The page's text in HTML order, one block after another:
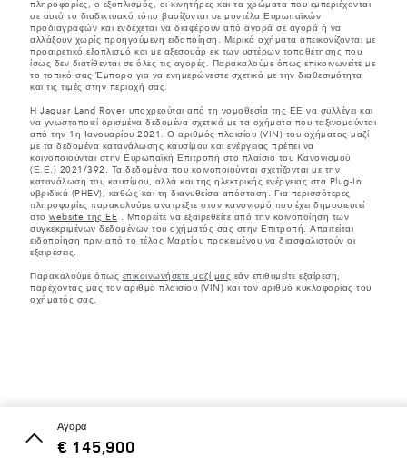
αγορά
€ 145,900
πληροφορίες, ο εξοπλισμός, οι κινητήρες και τα χρώματα που εμπεριέχονται
σε αυτό το διαδικτυακό τόπο βασίζονται σε μοντέλα Ευρωπαϊκών
προδιαγραφών και ενδέχεται να διαφέρουν από αγορά σε αγορά ή να
αλλάξουν χωρίς προηγούμενη ειδοποίηση. Μερικά οχήματα απεικονίζονται με
προαιρετικό εξοπλισμό και με αξεσουάρ εκ των υστέρων τοποθέτησης που
ίσως δεν διατίθενται σε όλες τις αγορές. Παρακαλούμε όπως επικοινωνείτε με
το τοπικό σας Έμπορο για να ενημερώνεστε σχετικά με την διαθεσιμότητα
και τις τιμές στην περιοχή σας.
Η Jaguar Land Rover υποχρεούται από τη νομοθεσία της ΕΕ να συλλέγει και
να γνωστοποιεί ορισμένα δεδομένα σχετικά με τα οχήματα που ταξινομούνται
από την 1η Ιανουαρίου 2021. Ο αριθμός πλαισίου (VIN) του οχήματος μαζί
με τα δεδομένα κατανάλωσης καυσίμου και ενέργειας πρέπει να
κοινοποιούνται στην Ευρωπαϊκή Επιτροπή στο πλαίσιο του Κανονισμού
(Ε.Ε.) 2021/392. Τα δεδομένα που κοινοποιούνται σχετίζονται με την
κατανάλωση του καυσίμου, αλλά και της ηλεκτρικής ενέργειας στα Plug-In
υβριδικά (PHEV), καθώς και τη διανυθείσα απόσταση. Για περισσότερες
πληροφορίες παρακαλούμε ανατρέξτε στον κανονισμό που έχει δημοσιευτεί
στο website της EE . Μπορείτε να εξαιρεθείτε από την κοινοποίηση των
συγκεκριμένων δεδομένων του οχήματός σας στην Επιτροπή. Απαιτείται
ειδοποίηση πριν από το τέλος Μαρτίου προκειμένου να διασφαλιστούν οι
εξαιρέσεις.
Παρακαλούμε όπως επικοινωνήσετε μαζί μας εάν επιθυμείτε εξαίρεση,
παρέχοντάς μας τον αριθμό πλαισίου (VIN) και τον αριθμό κυκλοφορίας του
οχήματός σας.